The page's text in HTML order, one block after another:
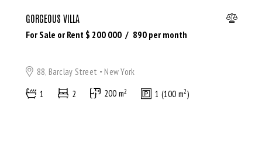
GORGEOUS VILLA
For Sale or Rent $ 200 000 890 per month
88, Barclay Street
New York
1
2 200 m2 1 (100 m2)